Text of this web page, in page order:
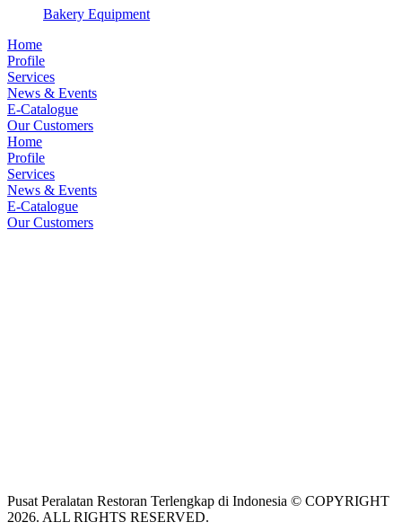
Bakery Equipment
Home
Profile
Services
News & Events
E-Catalogue
Our Customers
Home
Profile
Services
News & Events
E-Catalogue
Our Customers
Pusat Peralatan Restoran Terlengkap di Indonesia © COPYRIGHT
2026. ALL RIGHTS RESERVED.